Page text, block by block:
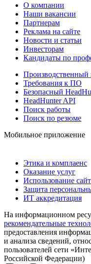
О компании
Наши вакансии
Партнерам
Реклама на сайте
Новости и статьи
Инвесторам
Кандидаты по
Производственный
Требования к ПО
Безопасный
HeadHunter API
Поиск работы
Поиск по резюме
Мобильное приложение
Этика и комплаенс
Оказание услуг
Использование
Защита
ИТ аккредитация
На информационном
рекомендательные
предоставления
и анализа сведений,
пользователей сети
Российской Федерации)